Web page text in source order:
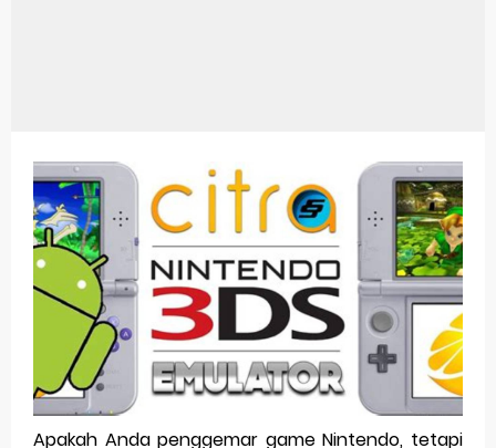
Simpan Profil Ig Dengan Mudah
Aplikasi Togel Android: Solusi Praktis Untuk Pecinta Togel
Siap Video Call, tapi Download Aplikasinya Dulu, Abangku
Cara Membuat Pesan Anda Berbeda di Whatsapp
Youtube Android 4.4 2: Cara Memutar Video Secara Mudah
Windows Server 2016: Mengenal Lebih Dekat Fitur Terbarunya
Apakah Anda penggemar game Nintendo, tetapi